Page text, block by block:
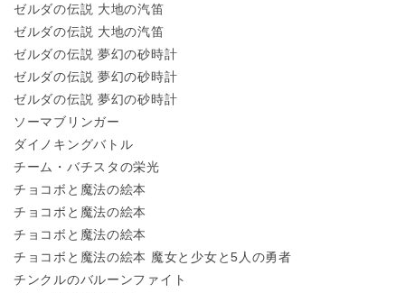
ゼルダの伝説 大地の汽笛
ゼルダの伝説 大地の汽笛
ゼルダの伝説 夢幻の砂時計
ゼルダの伝説 夢幻の砂時計
ゼルダの伝説 夢幻の砂時計
ソーマブリンガー
ダイノキングバトル
チーム・バチスタの栄光
チョコボと魔法の絵本
チョコボと魔法の絵本
チョコボと魔法の絵本
チョコボと魔法の絵本 魔女と少女と5人の勇者
チンクルのバルーンファイト